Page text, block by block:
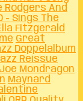
Rodgers And
- Sings The
Fitzgerald
Great
Doppelalbum
Reissue
Joe Mondragon
Maynard